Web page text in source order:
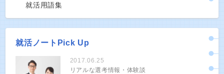
就活用語集
就活ノートPick Up
2017.06.25
リアルな選考情報・体験談